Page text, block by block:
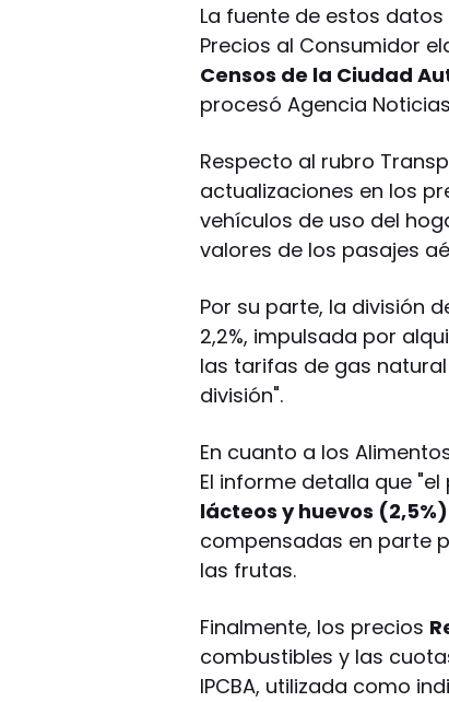
La fuente de estos
Precios al Consumidor
Censos de la Ciudad
procesó Agencia
Respecto al rubro
actualizaciones en los
vehículos de uso del
valores de los pasajes
Por su parte, la división
2,2%, impulsada por
las tarifas de gas
división".
En cuanto a los
El informe detalla que
lácteos y huevos (2,5%)
compensadas en parte
las frutas.
Finalmente, los precios
combustibles y las
IPCBA, utilizada como